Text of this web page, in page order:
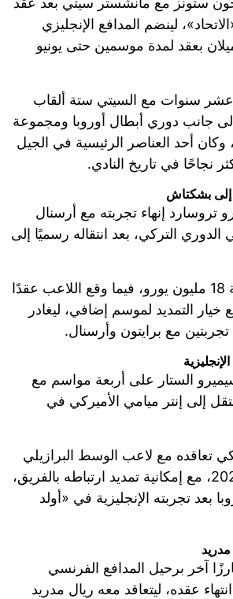
لينضم المدافع الإنجليزي
بعقد لمدة موسمين حتى يونيو
سنوات مع السيتي ستة ألقاب
إلى جانب دوري أبطال أوروبا ومجموعة
وكان أحد العناصر الرئيسية في الجيل
نجاحًا في تاريخ النادي.
إلى بشكتاش
تروسارد إنهاء تجربته مع أرسنال
التركي، بعد انتقاله رسميًا إلى
وبلغت قيمة الصفقة 18 مليون يورو، فيما وقع اللاعب عقدًا
خيار التمديد لموسم إضافي، ليغادر
تجربتين مع برايتون وأرسنال.
الستار على أربعة مواسم مع
إلى إنتر ميامي الأميركي في
تعاقده مع لاعب الوسط البرازيلي
حتى نهاية موسم 2027، مع إمكانية تمديد ارتباطه بالفريق،
بعد تجربته الإنجليزية في «أولد
آخر برحيل المدافع الفرنسي
عقده، ليتعاقد معه ريال مدريد